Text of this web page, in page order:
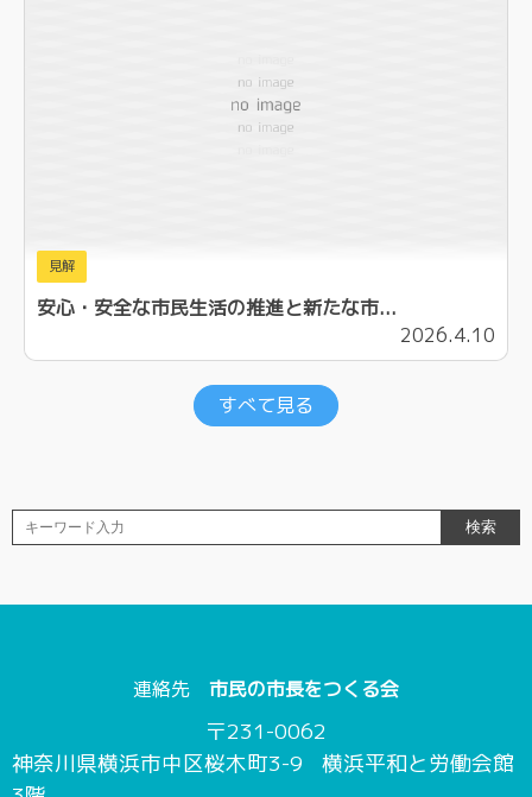
見解
安心・安全な市民生活の推進と新たな市...
2026.4.10
すべて見る
連絡先 市民の市長をつくる会
〒231-0062
神奈川県横浜市中区桜木町3-9
横浜平和と労働会館